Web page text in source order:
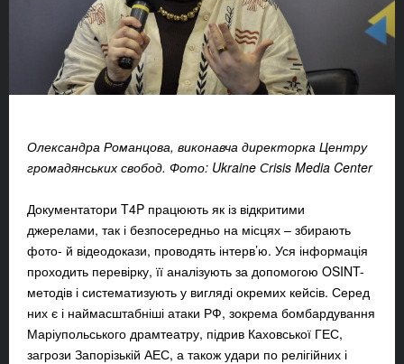
Олександра Романцова, виконавча директорка Центру
громадянських свобод. Фото: Ukraine Сrisis Media Center
Документатори T4P працюють як із відкритими
джерелами, так і безпосередньо на місцях – збирають
фото- й відеодокази, проводять інтерв’ю. Уся інформація
проходить перевірку, її аналізують за допомогою OSINT-
методів і систематизують у вигляді окремих кейсів. Серед
них є і наймасштабніші атаки РФ, зокрема бомбардування
Маріупольського драмтеатру, підрив Каховської ГЕС,
загрози Запорізькій АЕС, а також удари по релігійних і